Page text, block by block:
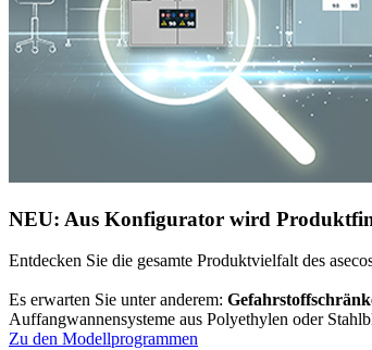
NEU: Aus Konfigurator wird
Entdecken Sie die gesamte Produktvielfalt des
Es erwarten Sie unter anderem:
Auffangwannensysteme aus Polyethylen oder
Zu den Modellprogrammen